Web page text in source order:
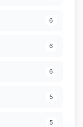
6
6
6
5
5